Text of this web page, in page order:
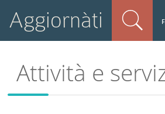
Aggiornàti
Attività e